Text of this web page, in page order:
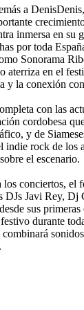
a
inmersa en
por toda
Sonorama
aterriza en el
y la conexión
con las
cordobesa
y de
indie rock de los
el escenario.
conciertos, el
DJs Javi Rey,
sus
durante